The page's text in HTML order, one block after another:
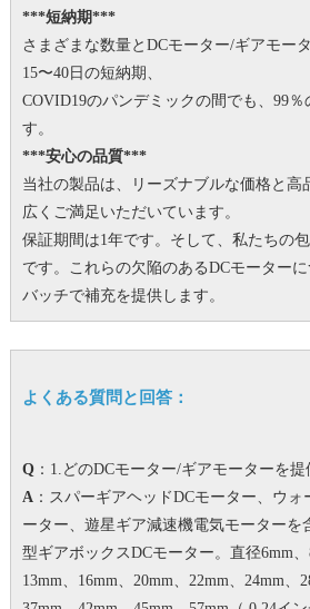
***短納期***
さまざまな数量とDCモーター/ギアモー
15〜40日の短納期、
COVID19のパンデミックの間でも、99％
す。
***安心の品質***
当社の製品は、リーズナブルな価格と高
広くご満足いただいています。
保証期間は1年です。 そして、私たちの
です。 これらの欠陥のあるDCモーター
バッチで補充を提供します。
よくある質問と回答：
Q：1.どのDCモーター/ギアモーターを提
A：スパーギアヘッドDCモーター、ウォ
ーター、遊星ギア減速機電気モーターを
型ギアボックスDCモーター。 直径6mm、
13mm、16mm、20mm、22mm、24mm、